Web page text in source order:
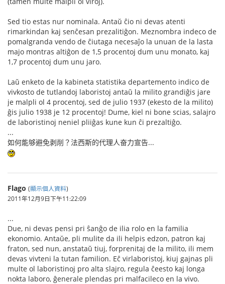
Sed tio estas nur nominala. Antaŭ ĉio ni devas atenti
rimarkindan kaj senĉesan prezalitiĝon. Meznombra indeco de
pomalgranda vendo de ĉiutaga necesaĵo la unuan de la lasta
majo montras altiĝon de 1,5 procentoj dum unu monato, kaj
1,7 procentoj dum unu jaro.
Laŭ enketo de la kabineta statistika departemento indico de
vivkosto de tutlandoj laboristoj antaŭ la milito grandiĝis jare
je malpli ol 4 procentoj, sed de julio 1937 (ekesto de la milito)
ĝis julio 1938 je 12 procentoj! Dume, kiel ni bone scias, salajro
de laboristinoj neniel pliiĝas kune kun ĉi prezaltiĝo.
...
如何能够避免剥削？法西斯的代理人奋力宣告...
Flago (顯示個人資料)
2011年12月9日下午11:22:09
...
Due, ni devas pensi pri ŝanĝo de ilia rolo en la familia
ekonomio. Antaŭe, pli mulite da ili helpis edzon, patron kaj
fraton, sed nun, anstataŭ tiuj, forprenitaj de la milito, ili mem
devas vivteni la tutan familion. Eĉ virlaboristoj, kiuj gajnas pli
multe ol laboristinoj pro alta slajro, regula ĉeesto kaj longa
nokta laboro, ĝenerale plendas pri malfacileco en la vivo.